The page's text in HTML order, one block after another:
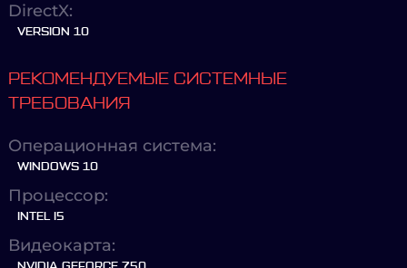
DirectX:
VERSION 10
РЕКОМЕНДУЕМЫЕ СИСТЕМНЫЕ
ТРЕБОВАНИЯ
Операционная система:
WINDOWS 10
Процессор:
INTEL I5
Видеокарта: